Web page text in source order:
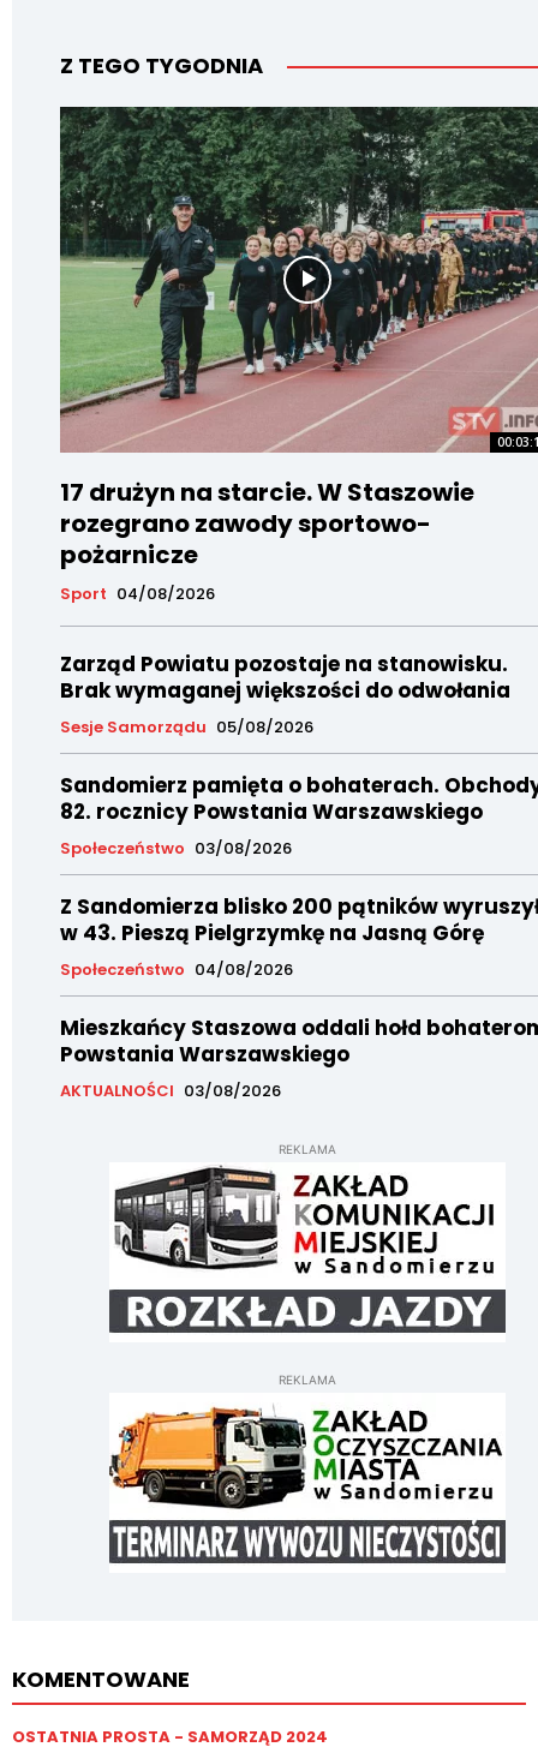
Z TEGO TYGODNIA
17 drużyn na starcie. W Staszowie
rozegrano zawody sportowo-
pożarnicze
Sport 04/08/2026
Zarząd Powiatu pozostaje na stanowisku.
Brak wymaganej większości do odwołania
Sesje Samorządu 05/08/2026
Sandomierz pamięta o bohaterach.
82. rocznicy Powstania Warszawskiego
Społeczeństwo 03/08/2026
Z Sandomierza blisko 200 pątników
w 43. Pieszą Pielgrzymkę na Jasną Górę
Społeczeństwo 04/08/2026
Mieszkańcy Staszowa oddali hołd
Powstania Warszawskiego
AKTUALNOŚCI 03/08/2026
REKLAMA
REKLAMA
KOMENTOWANE
OSTATNIA PROSTA - SAMORZĄD 2024